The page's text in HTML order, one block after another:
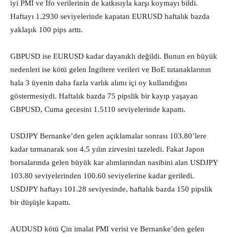
iyi PMI ve Ifo verilerinin de katkısıyla karşı koymayı bildi.
Haftayı 1.2930 seviyelerinde kapatan EURUSD haftalık bazda
yaklaşık 100 pips arttı.
GBPUSD ise EURUSD kadar dayanıklı değildi. Bunun en büyük
nedenleri ise kötü gelen İngiltere verileri ve BoE tutanaklarının
hala 3 üyenin daha fazla varlık alımı içi oy kullandığını
göstermesiydi. Haftalık bazda 75 pipslik bir kayıp yaşayan
GBPUSD, Cuma gecesini 1.5110 seviyelerinde kapattı.
USDJPY Bernanke’den gelen açıklamalar sonrası 103.80’lere
kadar tırmanarak son 4.5 yılın zirvesini tazeledi. Fakat Japon
borsalarında gelen büyük kar alımlarından nasibini alan USDJPY
103.80 seviyelerinden 100.60 seviyelerine kadar geriledi.
USDJPY haftayı 101.28 seviyesinde, haftalık bazda 150 pipslik
bir düşüşle kapattı.
AUDUSD kötü Çin imalat PMI verisi ve Bernanke’den gelen